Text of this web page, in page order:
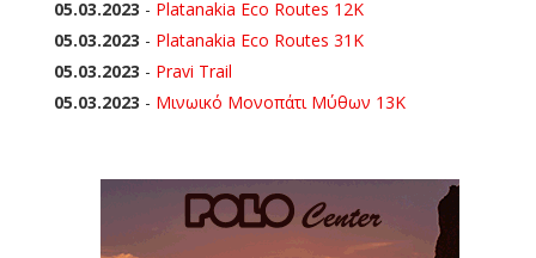
05.03.2023 - Platanakia Eco Routes 12K
05.03.2023 - Platanakia Eco Routes 31K
05.03.2023 - Pravi Trail
05.03.2023 - Μινωικό Μονοπάτι Μύθων 13Κ